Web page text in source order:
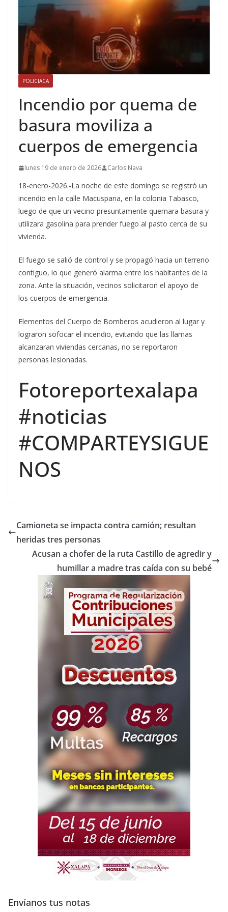
POLICIACA
Incendio por quema de
basura moviliza a
cuerpos de emergencia
lunes 19 de enero de 2026 Carlos Nava
18-enero-2026.-La noche de este domingo se registró un
incendio en la calle Macuspana, en la colonia Tabasco,
luego de que un vecino presuntamente quemara basura y
utilizara gasolina para prender fuego al pasto cerca de su
vivienda.
El fuego se salió de control y se propagó hacia un terreno
contiguo, lo que generó alarma entre los habitantes de la
zona. Ante la situación, vecinos solicitaron el apoyo de
los cuerpos de emergencia.
Elementos del Cuerpo de Bomberos acudieron al lugar y
lograron sofocar el incendio, evitando que las llamas
alcanzaran viviendas cercanas, no se reportaron
personas lesionadas.
Fotoreportexalapa
#noticias
#COMPARTEYSIGUE
NOS
Camioneta se impacta contra camión; resultan
heridas tres personas
Acusan a chofer de la ruta Castillo de agredir y
humillar a madre tras caída con su bebé
Envíanos tus notas